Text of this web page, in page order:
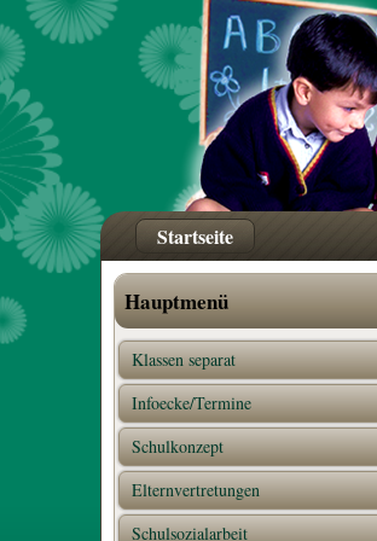
Startseite
Hauptmenü
Klassen separat
Infoecke/Termine
Schulkonzept
Elternvertretungen
Schulsozialarbeit